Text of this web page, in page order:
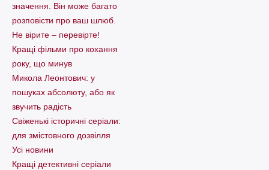
значення. Він може багато
розповісти про ваш шлюб.
Не вірите – перевірте!
Кращі фільми про кохання
року, що минув
Микола Леонтович: у
пошуках абсолюту, або як
звучить радість
Свіженькі історичні серіали:
для змістовного дозвілля
Усі новини
Кращі детективні серіали